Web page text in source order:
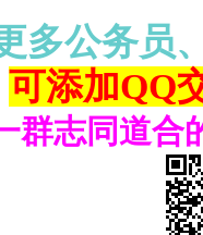
多公务员
可添加QQ
群志同道合